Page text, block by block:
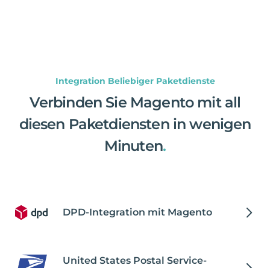
Integration Beliebiger Paketdienste
Verbinden Sie Magento mit all
diesen Paketdiensten in wenigen
Minuten.
DPD-Integration mit Magento
United States Postal Service-